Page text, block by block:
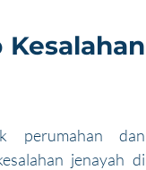
perumahan dan
jenayah di